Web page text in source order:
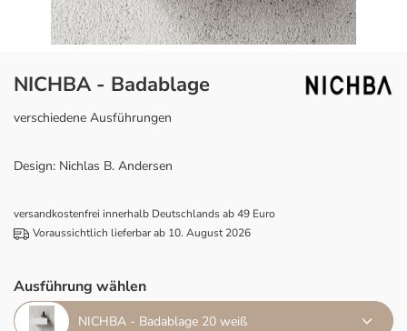
NICHBA - Badablage
verschiedene Ausführungen
Design: Nichlas B. Andersen
versandkostenfrei innerhalb Deutschlands ab 49 Euro
Voraussichtlich lieferbar ab 10. August 2026
Ausführung wählen
NICHBA - Badablage 20 weiß